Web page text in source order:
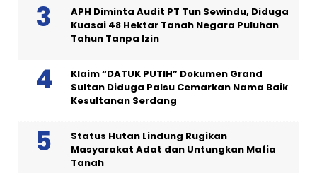
APH Diminta Audit PT Tun Sewindu, Diduga
Kuasai 48 Hektar Tanah Negara Puluhan
Tahun Tanpa Izin
Klaim “DATUK PUTIH” Dokumen Grand
Sultan Diduga Palsu Cemarkan Nama Baik
Kesultanan Serdang
Status Hutan Lindung Rugikan
Masyarakat Adat dan Untungkan Mafia
Tanah